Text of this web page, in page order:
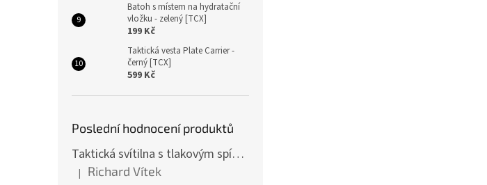
Batoh s místem na hydratační
vložku - zelený [TCX]
199 Kč
Taktická vesta Plate Carrier -
černý [TCX]
599 Kč
Poslední hodnocení produktů
Taktická svítilna s tlakovým spínačem [TCX]
Hodnocení produktu je 5 z 5 hvězdiček.
| Richard Vítek